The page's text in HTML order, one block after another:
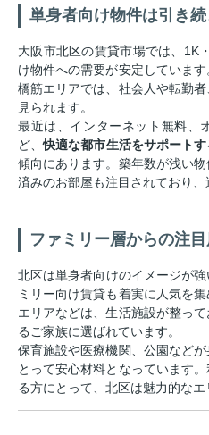
単身者向け物件は引き
大阪市北区の賃貸市場では、1K
け物件への需要が安定していま
橋筋エリアでは、社会人や転勤
見られます。
最近は、インターネット無料、
ど、快適な都市生活をサポート
傾向にあります。築年数が浅い
済みのお部屋も注目されており、
ファミリー層からの注
北区は単身者向けのイメージが
ミリー向け賃貸も着実に人気を
エリアなどは、生活施設が整っ
るご家族に選ばれています。
保育施設や医療機関、公園など
とって安心材料となっています
る方にとって、北区は魅力的なエ